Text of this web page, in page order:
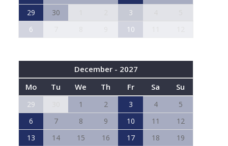
29
30 3
6
10
December - 2027
Mo
Tu We Th Fr Sa Su
29 1 2 3 4
5
6
7 8 9 10 11
12
13
14 15 16 17 18
19